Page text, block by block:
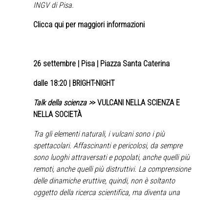
INGV di Pisa.
Clicca qui per maggiori informazioni
26 settembre | Pisa | Piazza Santa Caterina
dalle 18:20 | BRIGHT-NIGHT
Talk della scienza >> VULCANI NELLA SCIENZA E
NELLA SOCIETÀ
Tra gli elementi naturali, i vulcani sono i più
spettacolari. Affascinanti e pericolosi, da sempre
sono luoghi attraversati e popolati, anche quelli più
remoti, anche quelli più distruttivi. La comprensione
delle dinamiche eruttive, quindi, non è soltanto
oggetto della ricerca scientifica, ma diventa una